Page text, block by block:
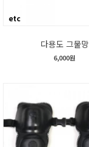
etc
다용도 그물망
6,000원